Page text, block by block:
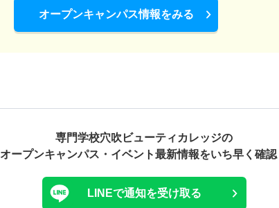
オープンキャンパス情報をみる
専門学校穴吹ビューティカレッジの
オープンキャンパス・ イベント最新情報をいち早く確認
LINEで通知を受け取る